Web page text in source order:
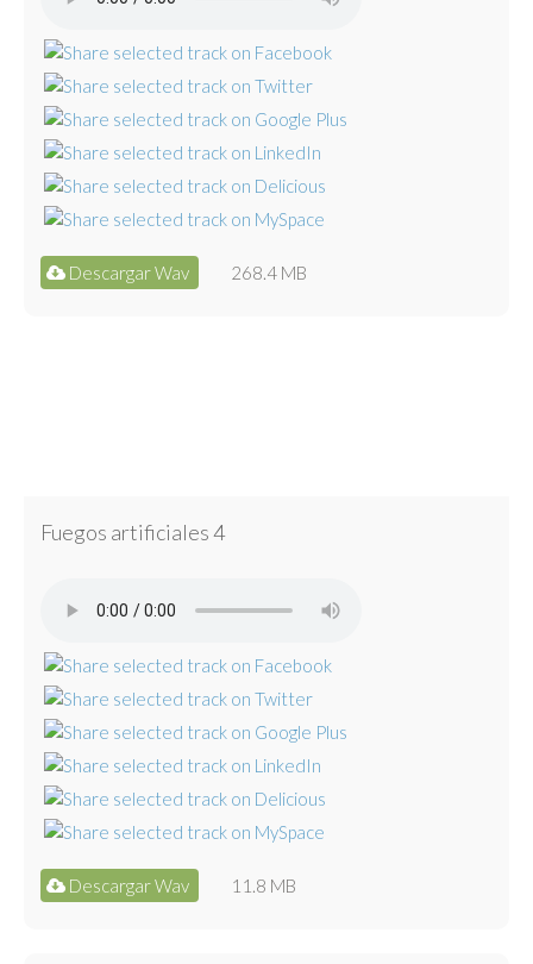
Descargar Wav 268.4 MB
Fuegos artificiales 4
Descargar Wav 11.8 MB